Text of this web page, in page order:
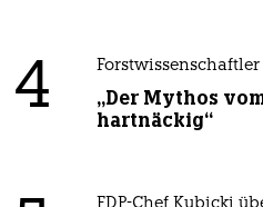
4
„Der Mythos
hartnäckig“